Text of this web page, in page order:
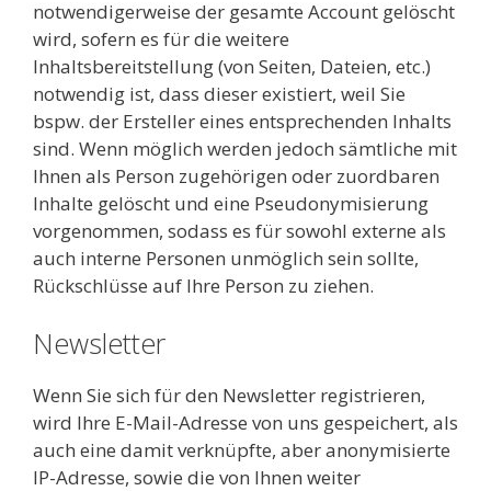
notwendigerweise der gesamte Account gelöscht
wird, sofern es für die weitere
Inhaltsbereitstellung (von Seiten, Dateien, etc.)
notwendig ist, dass dieser existiert, weil Sie
bspw. der Ersteller eines entsprechenden Inhalts
sind. Wenn möglich werden jedoch sämtliche mit
Ihnen als Person zugehörigen oder zuordbaren
Inhalte gelöscht und eine Pseudonymisierung
vorgenommen, sodass es für sowohl externe als
auch interne Personen unmöglich sein sollte,
Rückschlüsse auf Ihre Person zu ziehen.
Newsletter
Wenn Sie sich für den Newsletter registrieren,
wird Ihre E-Mail-Adresse von uns gespeichert, als
auch eine damit verknüpfte, aber anonymisierte
IP-Adresse, sowie die von Ihnen weiter